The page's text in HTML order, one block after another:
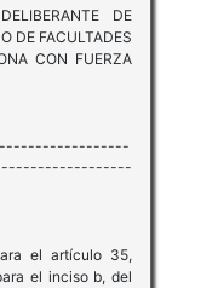
DE
DE FACULTADES
CON FUERZA
el artículo 35,
el inciso b, del